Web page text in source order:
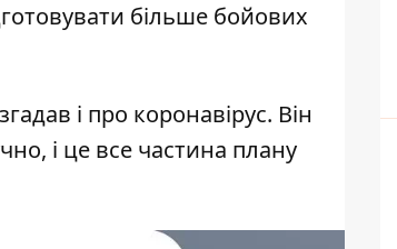
більше бойових
і про коронавірус. Він
і це все частина плану